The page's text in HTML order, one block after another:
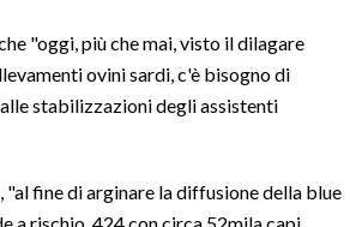
"oggi, più che mai, visto il dilagare
ovini sardi, c'è bisogno di
stabilizzazioni degli assistenti
fine di arginare la diffusione della blue